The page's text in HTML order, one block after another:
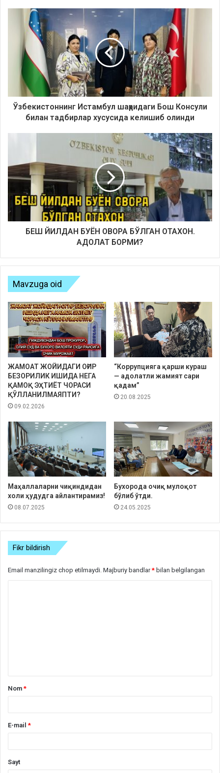
Ўзбекистоннинг Истамбул шаҳридаги Бош Консули
билан тадбирлар хусусида келишиб олинди
БЕШ ЙИЛДАН БУЁН ОВОРА БЎЛГАН ОТАХОН.
АДОЛАТ БОРМИ?
Mavzuga oid
ЖАМОАТ ЖОЙИДАГИ ОҒИР
БЕЗОРИЛИК ИШИДА НЕГА
ҚАМОҚ ЭҲТИЁТ ЧОРАСИ
ҚЎЛЛАНИЛМАЯПТИ?
09.02.2026
“Коррупцияга қарши кураш
— адолатли жамият сари
қадам”
20.08.2025
Маҳаллаларни чиқиндидан
холи ҳудудга айлантирамиз!
08.07.2025
Бухорода очиқ мулоқот
бўлиб ўтди.
24.05.2025
Fikr bildirish
Email manzilingiz chop etilmaydi. Majburiy bandlar* bilan belgilangan
Nom*
E-mail*
Sayt